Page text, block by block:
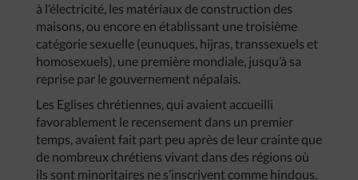
à l’électricité, les matériaux de construction des
maisons, ou encore en établissant une troisième
catégorie sexuelle (eunuques, hijras, transsexuels et
homosexuels), une première mondiale, jusqu’à sa
reprise par le gouvernement népalais.
Les Eglises chrétiennes, qui avaient accueilli
favorablement le recensement dans un premier
temps, avaient fait part peu après de leur crainte que
de nombreux chrétiens vivant dans des régions où
ils sont minoritaires ne s’inscrivent comme hindous,